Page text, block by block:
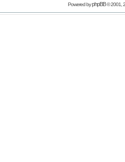
Powered byphpBB© 2001,